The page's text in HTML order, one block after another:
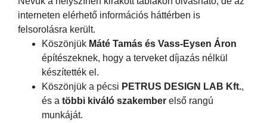
interneten elérhető információs háttérben is
felsorolásra került.
Köszönjük Máté Tamás és Vass-Eysen Áron
építészeknek, hogy a terveket díjazás nélkül
készítették el.
Köszönjük a pécsi PETRUS DESIGN LAB Kft.,
és a többi kiváló szakember első rangú
munkáját.